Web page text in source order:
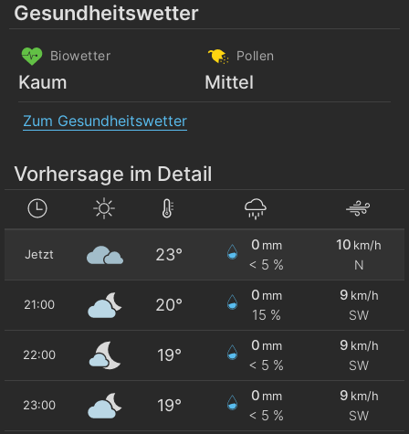
Gesundheitswetter
Biowetter
Kaum
Pollen
Mittel
Zum Gesundheitswetter
Vorhersage im Detail
Jetzt 23°
0 mm
< 5 %
10 km/h
N
21:00 20°
0 mm
15 %
9 km/h
SW
22:00 19°
0 mm
< 5 %
9 km/h
SW
23:00 19°
0 mm
< 5 %
9 km/h
SW